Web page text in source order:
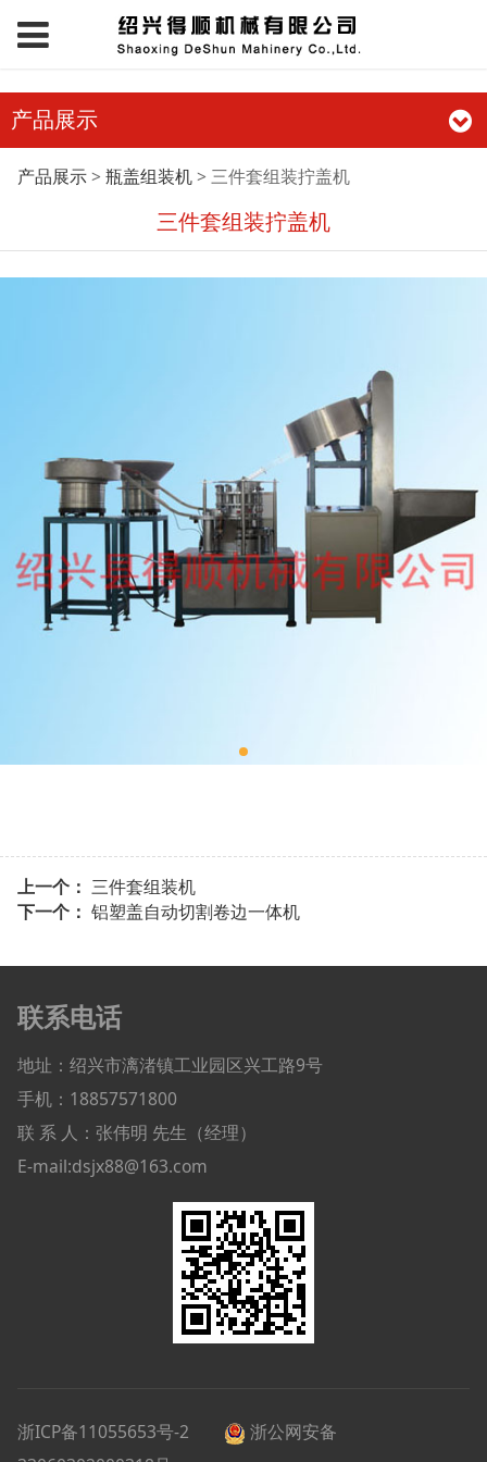
产品展示
三件套组装拧盖机
产品展示> 瓶盖组装机> 三件套组装拧盖机
三件套组装拧盖机
上一个： 三件套组装机
下一个： 铝塑盖自动切割卷边一体机
联系电话
地址：绍兴市漓渚镇工业园区兴工路9号
手机：18857571800
联 系 人：张伟明 先生（经理）
E-mail:dsjx88@163.com
浙ICP备11055653号-2
浙公网安备